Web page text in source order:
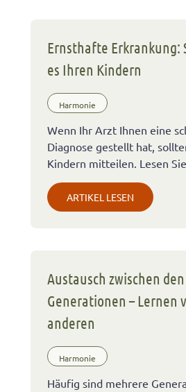
Ernsthafte Erkrankung:
es Ihren Kindern
Harmonie
Wenn Ihr Arzt Ihnen eine
Diagnose gestellt hat,
Kindern mitteilen. Lesen
ARTIKEL LESEN
Austausch zwischen den
Generationen – Lernen
anderen
Harmonie
Häufig sind mehrere